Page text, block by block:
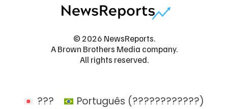
© 2026 NewsReports.
A Brown Brothers Media company.
All rights reserved.
??? Português (????????????)